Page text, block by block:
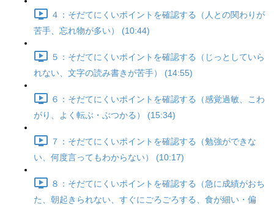
４：そだてにくいポイントを確認する（人との関わりが
苦手、忘れ物が多い） (10:44)
５：そだてにくいポイントを確認する（じっとしていら
れない、文字の読み書きが苦手） (14:55)
６：そだてにくいポイントを確認する（感覚過敏、こわ
がり、よく転ぶ・ぶつかる） (15:34)
７：そだてにくいポイントを確認する（勉強ができな
い、何度言ってもわからない） (10:17)
８：そだてにくいポイントを確認する（急に成績がおち
た、朝起きられない、すぐにごろごろする、食が細い・偏